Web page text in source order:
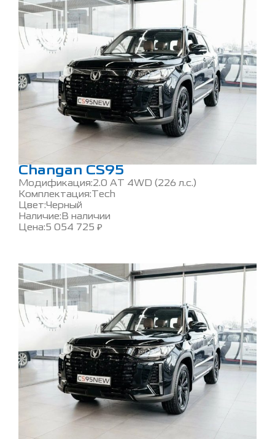
Changan CS95
Модификация:2.0 AT 4WD (226 л.с.)
Комплектация:Tech
Цвет:Черный
Наличие:В наличии
Цена:5 054 725 ₽